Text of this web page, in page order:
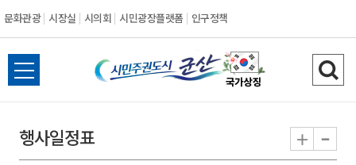
문화관광 시장실 시의회 시민광장플랫폼 인구정책
시
민
전
체
뉴
열
검
색
기
행사일정표 + -